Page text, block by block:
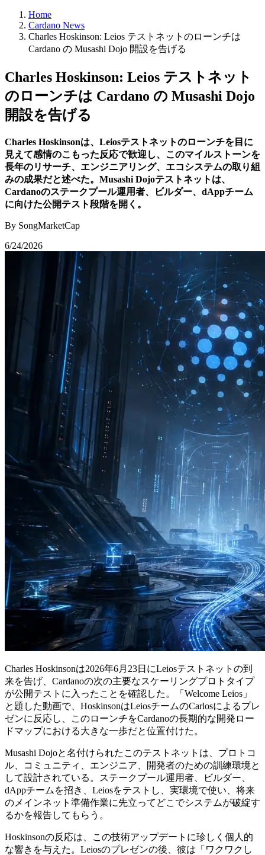
Home
Cardano News
Charles Hoskinson: Leios テストネットのローンチは
Cardano の Musashi Dojo 開設を告げる
Charles Hoskinson: Leios テストネット
のローンチは Cardano の Musashi Dojo
開設を告げる
Charles Hoskinsonは、Leiosテストネットのローンチを目に
見えて感情のこもった反応で歓迎し、このマイルストーンを
長年のリサーチ、エンジニアリング、エコシステムの取り組
みの成果だと述べた。Musashi Dojoテストネットは、
Cardanoのステークプール運用者、ビルダー、dAppチーム
に向けた公開テスト段階を開く。
By SongMarketCap
6/24/2026
Charles Hoskinsonは2026年6月23日にLeiosテストネットの到
来を告げ、Cardanoの次の主要なスケーリングプロトタイプ
が公開テストに入ったことを確認した。「Welcome Leios」
と題した動画で、HoskinsonはLeiosチームのCarlosによるプレ
ゼンに反応し、このローンチをCardanoの長期的な開発ロー
ドマップにおける大きな一歩だと位置付けた。
Musashi Dojoと名付けられたこのテストネットは、プロトコ
ル、コミュニティ、エンジニア、開発者のための訓練環境と
して設計されている。ステークプール運用者、ビルダー、
dAppチームを招き、Leiosをテストし、実環境で使い、将来
のメインネット準備作業に先立ってどこでシステムが破綻す
るかを報告してもらう。
Hoskinsonの反応は、この技術アップデートに珍しく個人的
な響きを与えた。Leiosのプレゼンの後、彼は「ワクワクし